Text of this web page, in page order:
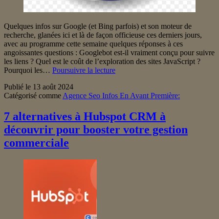
Quelques infos sur Google (et Bing parfois) et son moteur de
recherche, glanées ici et là de façon officieuse ces derniers jours,
avec au programme cette semaine quelques réponses à ces
angoissantes questions : Googlebot est-il vraiment conçu pour suivre
les liens ? Quel est le coût de l’exploration des sites JavaScript ?
Pourquoi les… Poursuivre la lectureGoossips
Googlebot,
crawl,
paramètres
URL
Publié le 13 août 2024
Catégorisé comme Agence Seo Infos En Avant Première:
7 alternatives à Hubspot CRM à
découvrir pour booster votre gestion
commerciale